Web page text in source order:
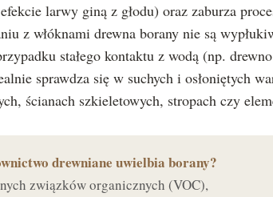
larwy giną z głodu) oraz zaburza
z włóknami drewna borany nie są
stałego kontaktu z wodą (np.
sprawdza się w suchych i osłoniętych
ścianach szkieletowych, stropach czy
drewniane uwielbia borany?
związków organicznych (VOC),